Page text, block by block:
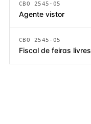
CBO 2545-05
Agente vistor
CBO 2545-05
Fiscal de feiras livres